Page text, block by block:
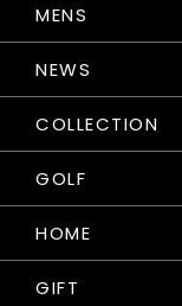
MENS
NEWS
COLLECTION
GOLF
HOME
GIFT